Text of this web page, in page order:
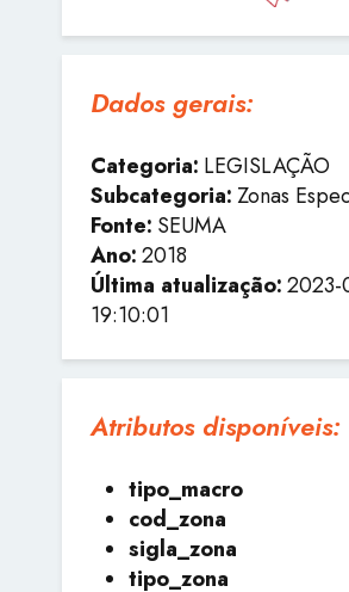
Dados gerais:
Categoria: LEGISLAÇÃO
Subcategoria:Zonas
Fonte: SEUMA
Ano:2018
Última atualização:2023-
19:10:01
Atributos disponíveis:
tipo_macro
cod_zona
sigla_zona
tipo_zona